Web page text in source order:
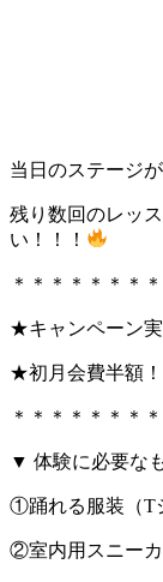
当日のステージ
残り数回のレッ
い！！！
＊＊＊＊＊＊＊
★キャンペーン実
★初月会費半額！
＊＊＊＊＊＊＊
▼ 体験に必要な
①踊れる服装（T
②室内用スニー